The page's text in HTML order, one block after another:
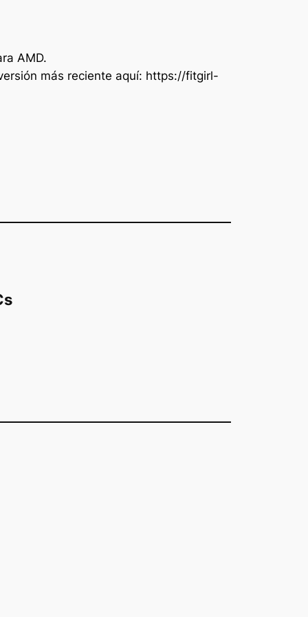
AMD.
más reciente aquí: https://fitgirl-